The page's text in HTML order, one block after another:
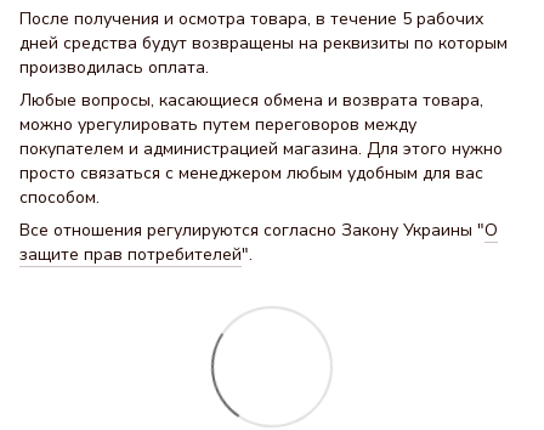
После получения и осмотра товара, в течение 5 рабочих
дней средства будут возвращены на реквизиты по которым
производилась оплата.
Любые вопросы, касающиеся обмена и возврата товара,
можно урегулировать путем переговоров между
покупателем и администрацией магазина. Для этого нужно
просто связаться с менеджером любым удобным для вас
способом.
Все отношения регулируются согласно Закону Украины "О
защите прав потребителей".